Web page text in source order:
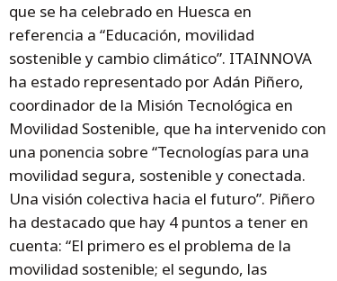
que se ha celebrado en Huesca en
referencia a “Educación, movilidad
sostenible y cambio climático”. ITAINNOVA
ha estado representado por Adán Piñero,
coordinador de la Misión Tecnológica en
Movilidad Sostenible, que ha intervenido con
una ponencia sobre “Tecnologías para una
movilidad segura, sostenible y conectada.
Una visión colectiva hacia el futuro”. Piñero
ha destacado que hay 4 puntos a tener en
cuenta: “El primero es el problema de la
movilidad sostenible; el segundo, las